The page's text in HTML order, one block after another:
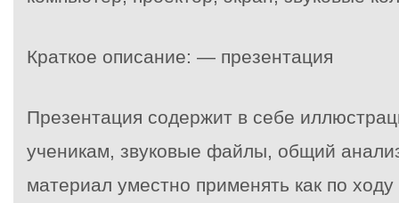
Краткое описание: — презентация
Презентация содержит в себе
ученикам, звуковые файлы, общий
материал уместно применять как по